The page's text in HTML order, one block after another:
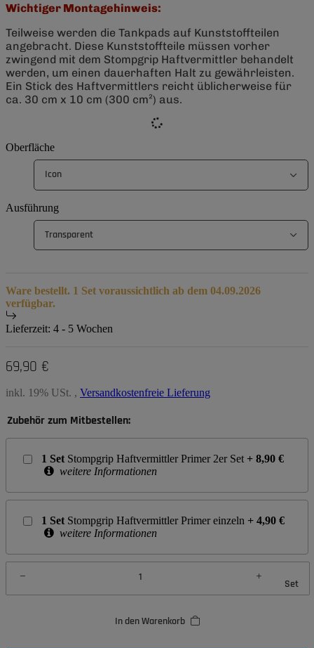
Wichtiger Montagehinweis:
Teilweise werden die Tankpads auf Kunststoffteilen
angebracht. Diese Kunststoffteile müssen vorher
zwingend mit dem Stompgrip Haftvermittler behandelt
werden, um einen dauerhaften Halt zu gewährleisten.
Ein Stick des Haftvermittlers reicht üblicherweise für
ca. 30 cm x 10 cm (300 cm²) aus.
Oberfläche
Icon
Ausführung
Transparent
Ware bestellt. 1 Set voraussichtlich ab dem 04.09.2026
verfügbar.
Lieferzeit: 4 - 5 Wochen
69,90 €
inkl. 19% USt. , Versandkostenfreie Lieferung
Zubehör zum Mitbestellen:
1 Set Stompgrip Haftvermittler Primer 2er Set + 8,90 €
weitere Informationen
1 Set Stompgrip Haftvermittler Primer einzeln + 4,90 €
weitere Informationen
Set
In den Warenkorb